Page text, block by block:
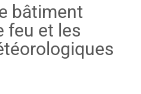
bâtiment
feu et les